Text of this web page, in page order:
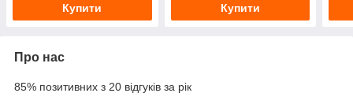
Купити Купити
Про нас
85% позитивних з 20 відгуків за рік